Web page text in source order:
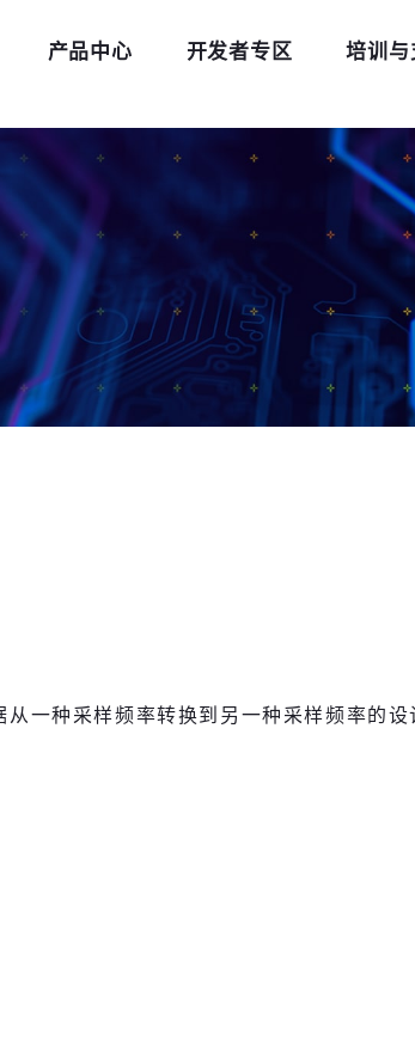
产品中心 开发者专区 培训与
一种采样频率转换到另一种采样频率的